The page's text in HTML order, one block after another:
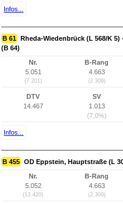
Infos...
B 61 Rheda-Wiedenbrück (L 568/K
(B 64)
Nr.
5.051
(7.201)
B-Rang
4.663
(2.309)
DTV
14.467
SV
1.013
(7,0%)
Infos...
B 455 OD Eppstein, Hauptstraße (L
Nr.
5.052
(13.420)
B-Rang
4.663
(2.309)